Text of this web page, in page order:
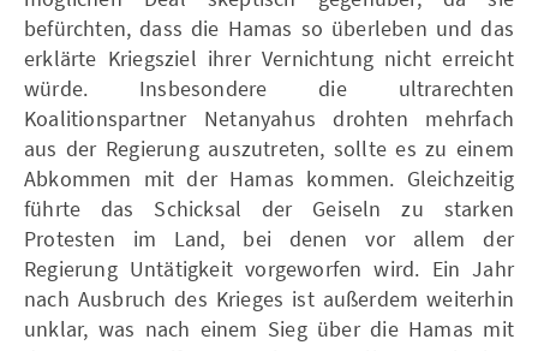
befürchten, dass die Hamas so überleben und das
erklärte Kriegsziel ihrer Vernichtung nicht erreicht
würde. Insbesondere die ultrarechten
Koalitionspartner Netanyahus drohten mehrfach
aus der Regierung auszutreten, sollte es zu einem
Abkommen mit der Hamas kommen. Gleichzeitig
führte das Schicksal der Geiseln zu starken
Protesten im Land, bei denen vor allem der
Regierung Untätigkeit vorgeworfen wird. Ein Jahr
nach Ausbruch des Krieges ist außerdem weiterhin
unklar, was nach einem Sieg über die Hamas mit